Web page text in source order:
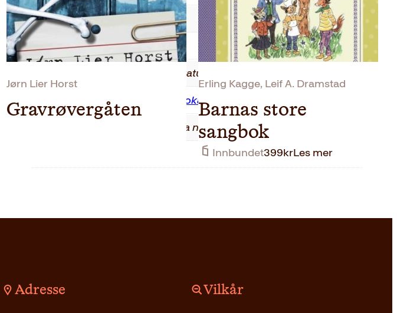
Bokformat Innbundet
Antall sider 293
Skjønnlitteratur
Dustedagboka
Tales from a not-so-happy birthday
Jørn Lier Horst
Gravrøvergåten
Erling Kagge, Leif A. Dramstad
Barnas store
sangbok
Innbundet399krLes mer
Adresse Vilkår